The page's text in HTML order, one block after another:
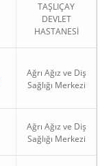
TAŞLIÇAY
DEVLET
HASTANESİ
Ağrı Ağız ve Diş
Sağlığı Merkezi
Ağrı Ağız ve Diş
Sağlığı Merkezi